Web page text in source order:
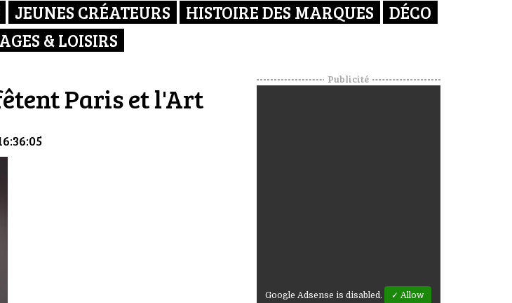
JEUNES CRÉATEURS HISTOIRE DES MARQUES
DÉCO
& LOISIRS
Paris et l'Art
Publicité
Google Adsense is disabled. ✓ Allow